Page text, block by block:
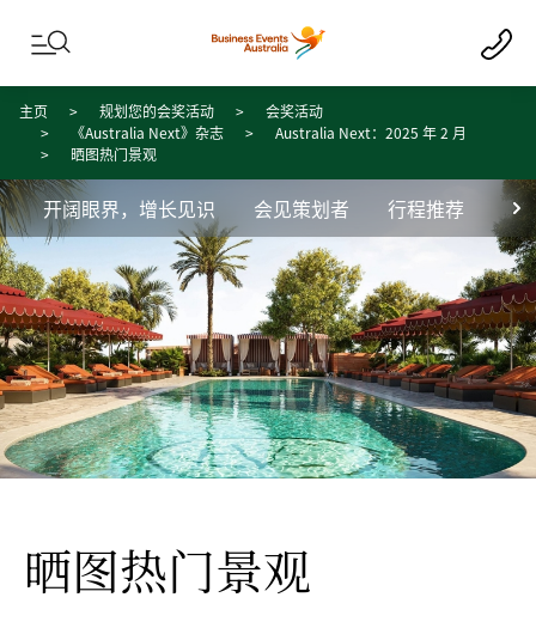
Skip to content
Skip to footer navigation
主页 规划您的会奖活动
会奖活动
《Australia Next》杂志
Australia Next：2025 年 2 月
晒图热门景观
开阔眼界，增长见识 会见策划者 行程推荐 专
晒图热门景观